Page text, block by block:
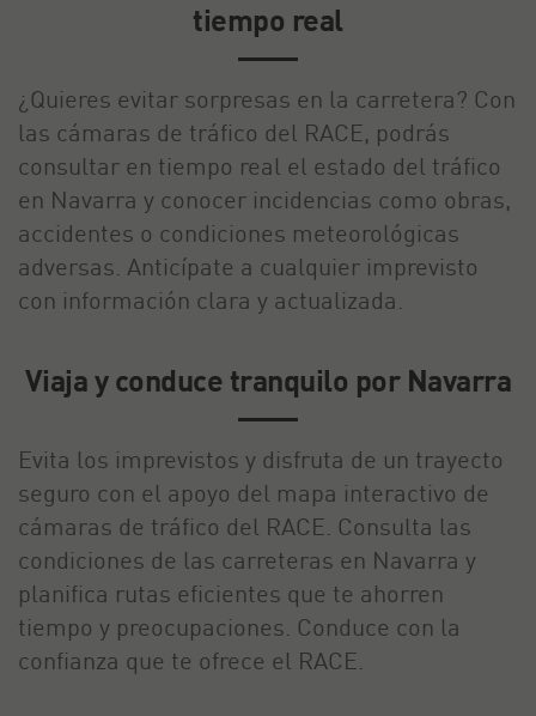
tiempo real
¿Quieres evitar sorpresas en la carretera? Con
las cámaras de tráfico del RACE, podrás
consultar en tiempo real el estado del tráfico
en Navarra y conocer incidencias como obras,
accidentes o condiciones meteorológicas
adversas. Anticípate a cualquier imprevisto
con información clara y actualizada.
Viaja y conduce tranquilo por Navarra
Evita los imprevistos y disfruta de un trayecto
seguro con el apoyo del mapa interactivo de
cámaras de tráfico del RACE. Consulta las
condiciones de las carreteras en Navarra y
planifica rutas eficientes que te ahorren
tiempo y preocupaciones. Conduce con la
confianza que te ofrece el RACE.